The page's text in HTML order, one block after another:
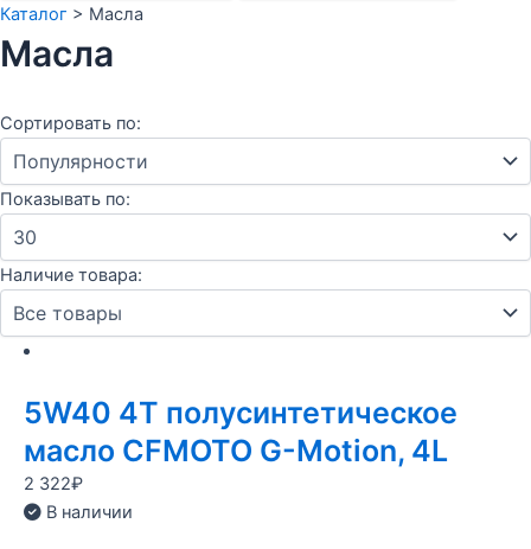
Каталог > Масла
Масла
Сортировать по:
Показывать по:
Наличие товара:
5W40 4T полусинтетическое
масло CFMOTO G-Motion, 4L
2 322₽
В наличии